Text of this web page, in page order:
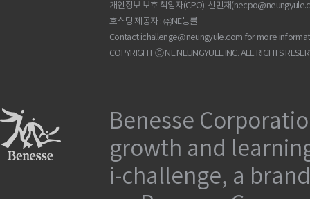
개인정보 보호 책임자(CPO): 선민재(
호스팅 제공자 : ㈜NE능률
Contact ichallenge@neungyule.com for more
COPYRIGHT ⓒ NE NEUNGYULE INC. ALL RIGHTS
Benesse
growth and
i-challenge, a